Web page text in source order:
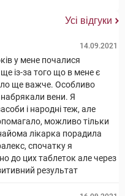
Усі відгуки
14.09.2021
у мене почалися
із-за того що в мене є
ще важче. Особливо
набрякали вени. Я
і народні теж, але
можливо тільки
лікарка порадила
спочатку я
до цих таблеток але через
результат